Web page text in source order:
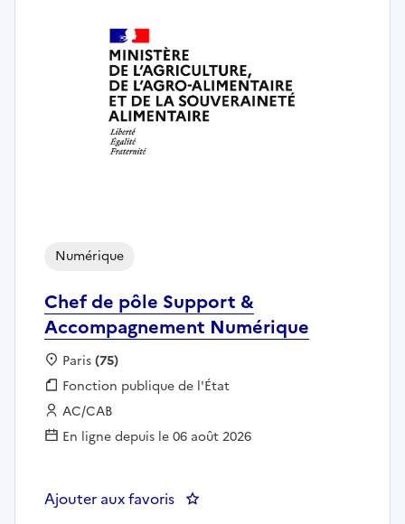
Chef de pôle Support &
Accompagnement Numérique
Numérique
Localisation :
Paris(75)
Fonction publique :
Fonction publique de l'État
Employeur :
AC/CAB
En ligne depuis le 06 août 2026
Ajouter aux favoris : Chef de pôle Support &